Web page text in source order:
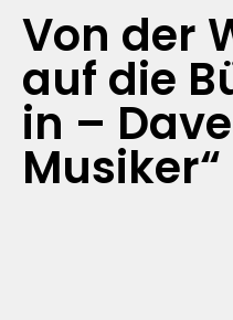
Von der
auf die
in –
Musiker“